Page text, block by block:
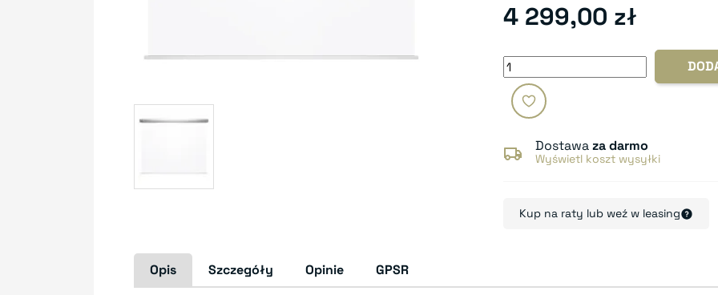
4 299,00 zł
Dostawaza darmo
Wyświetl koszt wysyłki
Kup na raty lub weź w leasing
Opis Szczegóły Opinie GPSR